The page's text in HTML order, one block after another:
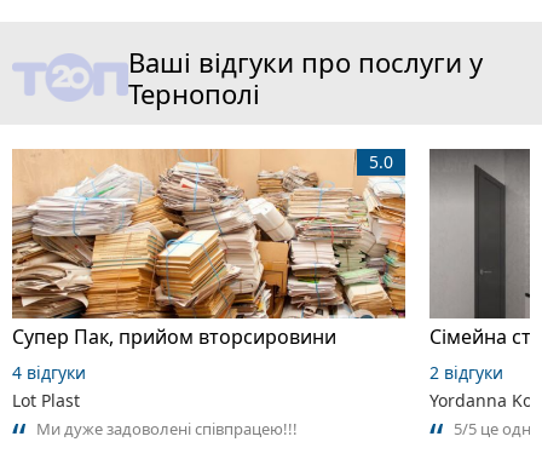
Ваші відгуки про послуги у
Тернополі
Супер Пак, прийом вторсировини
5.0
4 відгуки
Lot Plast
Ми дуже задоволені співпрацею!!!
Сімейна
2 відгуки
Yordanna
5/5 це